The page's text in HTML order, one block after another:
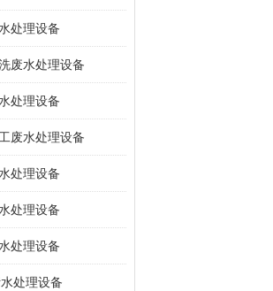
处理设备
废水处理设备
处理设备
废水处理设备
处理设备
处理设备
处理设备
处理设备